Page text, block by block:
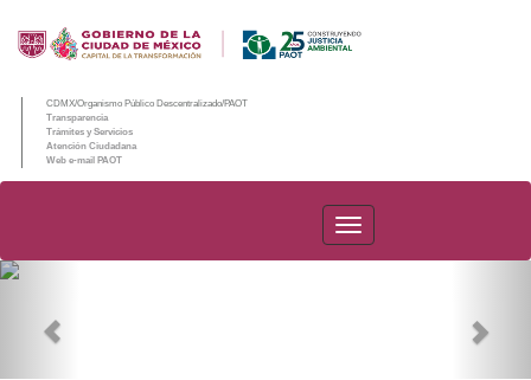
CDMX/Organismo Público Descentralizado/PAOT
Transparencia
Trámites y Servicios
Atención Ciudadana
Web e-mail PAOT
PAOT